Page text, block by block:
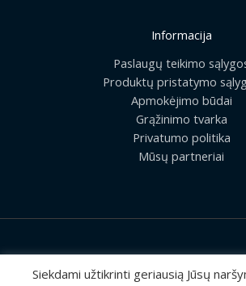
Informacija
Paslaugų teikimo
Produktų pristatymo
Apmokėjimo būdai
Grąžinimo tvarka
Privatumo politika
Mūsų partneriai
2026 © Visos teisės saugomos |
Siekdami užtikrinti geriausią Jūsų